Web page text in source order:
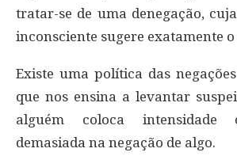
tratar-se de uma denegação,
inconsciente sugere exatamente
Existe uma política das
que nos ensina a levantar
alguém coloca intensidade
demasiada na negação de algo.